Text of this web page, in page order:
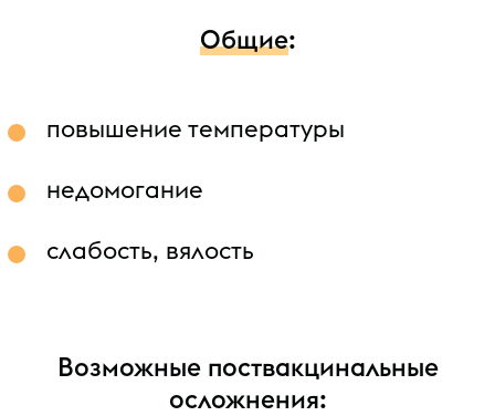
Общие:
повышение температуры
недомогание
слабость, вялость
Возможные поствакцинальные
осложнения: